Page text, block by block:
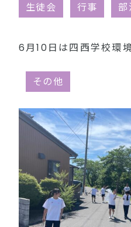
生徒会 行事 部
6月10日は四西学校環
その他